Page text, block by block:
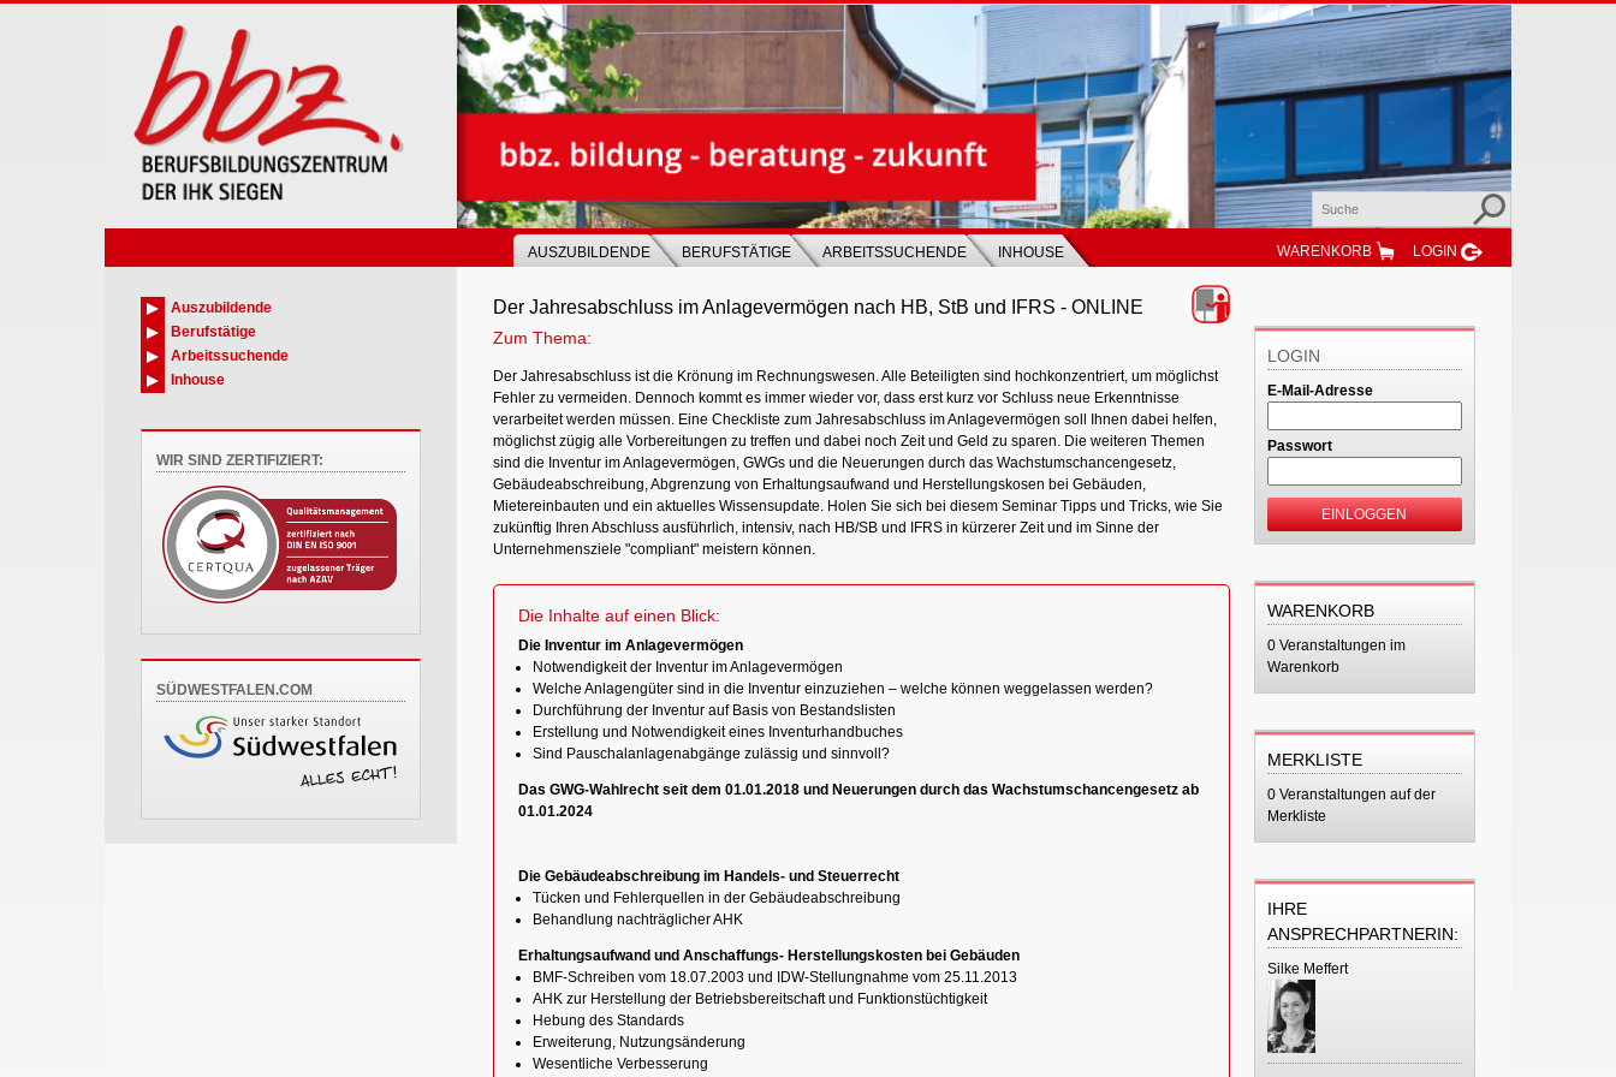
AUSZUBILDENDE BERUFSTÄTIGE ARBEITSSUCHENDE INHOUSE WARENKORB LOGIN
Der Jahresabschluss im Anlagevermögen nach HB, StB und IFRS - ONLINE
Zum Thema:
Der Jahresabschluss ist die Krönung im Rechnungswesen. Alle Beteiligten sind hochkonzentriert, um möglichst
Fehler zu vermeiden. Dennoch kommt es immer wieder vor, dass erst kurz vor Schluss neue Erkenntnisse
verarbeitet werden müssen. Eine Checkliste zum Jahresabschluss im Anlagevermögen soll Ihnen dabei helfen,
möglichst zügig alle Vorbereitungen zu treffen und dabei noch Zeit und Geld zu sparen. Die weiteren Themen
sind die Inventur im Anlagevermögen, GWGs und die Neuerungen durch das Wachstumschancengesetz,
Gebäudeabschreibung, Abgrenzung von Erhaltungsaufwand und Herstellungskosen bei Gebäuden,
Mietereinbauten und ein aktuelles Wissensupdate. Holen Sie sich bei diesem Seminar Tipps und Tricks, wie Sie
zukünftig Ihren Abschluss ausführlich, intensiv, nach HB/SB und IFRS in kürzerer Zeit und im Sinne der
Unternehmensziele "compliant" meistern können.
Die Inhalte auf einen Blick:
Die Inventur im Anlagevermögen
Notwendigkeit der Inventur im Anlagevermögen
Welche Anlagengüter sind in die Inventur einzuziehen – welche können weggelassen werden?
Durchführung der Inventur auf Basis von Bestandslisten
Erstellung und Notwendigkeit eines Inventurhandbuches
Sind Pauschalanlagenabgänge zulässig und sinnvoll?
Das GWG-Wahlrecht seit dem 01.01.2018 und Neuerungen durch das Wachstumschancengesetz ab
01.01.2024
Die Gebäudeabschreibung im Handels- und Steuerrecht
Tücken und Fehlerquellen in der Gebäudeabschreibung
Behandlung nachträglicher AHK
Erhaltungsaufwand und Anschaffungs- Herstellungskosten bei Gebäuden
BMF-Schreiben vom 18.07.2003 und IDW-Stellungnahme vom 25.11.2013
AHK zur Herstellung der Betriebsbereitschaft und Funktionstüchtigkeit
Hebung des Standards
Erweiterung, Nutzungsänderung
Wesentliche Verbesserung
LOGIN
E-Mail-Adresse
Passwort
EINLOGGEN
WARENKORB
0 Veranstaltungen im
Warenkorb
MERKLISTE
0 Veranstaltungen auf der
Merkliste
IHRE
ANSPRECHPARTNERIN:
Silke Meffert
Auszubildende
Berufstätige
Arbeitssuchende
Inhouse
WIR SIND ZERTIFIZIERT:
SÜDWESTFALEN.COM